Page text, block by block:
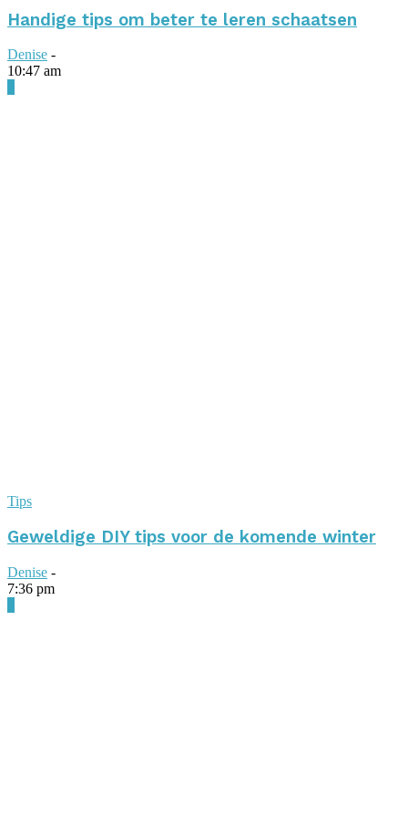
Handige tips om beter te leren schaatsen
Denise -
10:47 am
Tips
Geweldige DIY tips voor de komende winter
Denise -
7:36 pm